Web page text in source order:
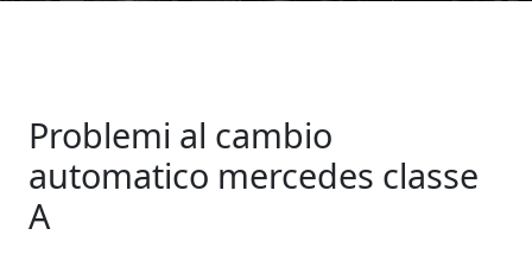
Problemi al cambio
automatico mercedes classe
A